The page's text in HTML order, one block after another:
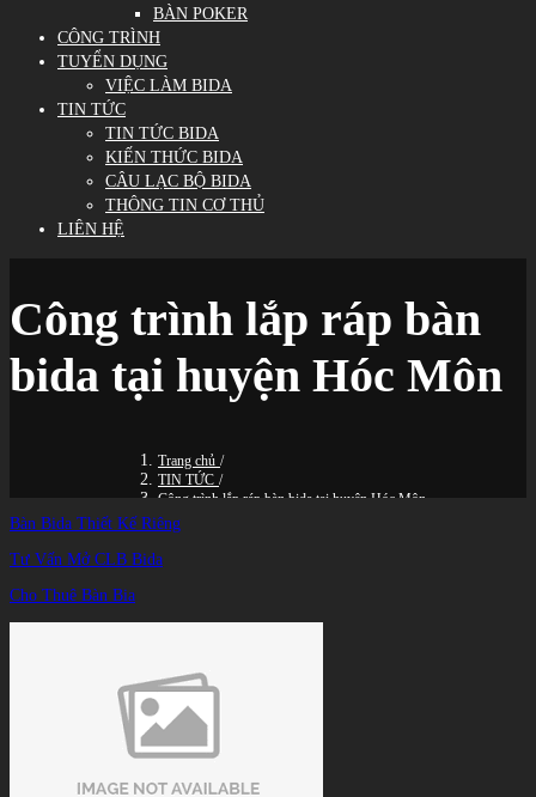
BÀN POKER
CÔNG TRÌNH
TUYỂN DỤNG
VIỆC LÀM BIDA
TIN TỨC
TIN TỨC BIDA
KIẾN THỨC BIDA
CÂU LẠC BỘ BIDA
THÔNG TIN CƠ THỦ
LIÊN HỆ
Công trình lắp ráp bàn
bida tại huyện Hóc Môn
Trang chủ /
TIN TỨC /
Công trình lắp ráp bàn bida tại huyện Hóc Môn
Bàn Bida Thiết Kế Riêng
Tư Vấn Mở CLB Bida
Cho Thuê Bàn Bia